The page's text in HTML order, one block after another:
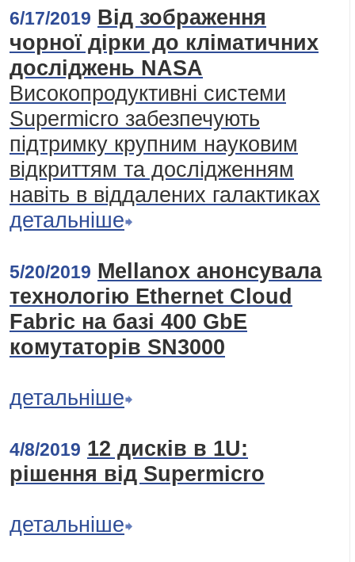
6/17/2019 Від зображення
чорної дірки до кліматичних
досліджень NASA
Високопродуктивні системи
Supermicro забезпечують
підтримку крупним науковим
відкриттям та дослідженням
навіть в віддалених галактиках
детальніше
5/20/2019 Mellanox анонсувала
технологію Ethernet Cloud
Fabric на базі 400 GbE
комутаторів SN3000
детальніше
4/8/2019 12 дисків в 1U:
рішення від Supermicro
детальніше